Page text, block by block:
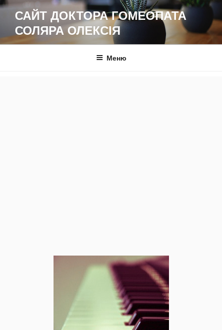
Перейти
вмісту
САЙТ ДОКТОРА ГОМЕОПАТА
СОЛЯРА ОЛЕКСІЯ
Меню